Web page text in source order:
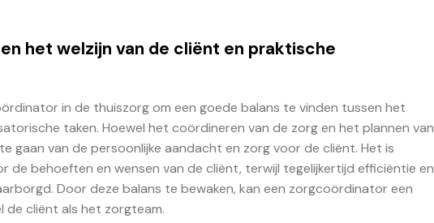
het welzijn van de cliënt en praktische
in de thuiszorg om een goede balans te vinden tussen het
taken. Hoewel het coördineren van de zorg en het plannen van
gaan van de persoonlijke aandacht en zorg voor de cliënt. Het is
de behoeften en wensen van de cliënt, terwijl tegelijkertijd efficiëntie en
Door deze balans te bewaken, kan een zorgcoördinator een
de cliënt als het zorgteam.